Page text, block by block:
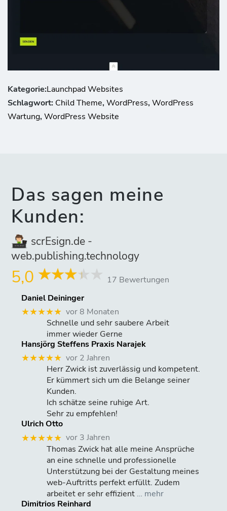
Kategorie:Launchpad Websites
Schlagwort: Child Theme, WordPress, WordPress
Wartung, WordPress Website
Das sagen meine
Kunden:
scrEsign.de -
web.publishing.technology
5,0
17 Bewertungen
Daniel Deininger
★★★★★ vor 8 Monaten
Schnelle und sehr saubere Arbeit
immer wieder Gerne
Hansjörg Steffens Praxis Narajek
★★★★★ vor 2 Jahren
Herr Zwick ist zuverlässig und kompetent.
Er kümmert sich um die Belange seiner
Kunden.
Ich schätze seine ruhige Art.
Sehr zu empfehlen!
Ulrich Otto
★★★★★ vor 3 Jahren
Thomas Zwick hat alle meine Ansprüche
an eine schnelle und professionelle
Unterstützung bei der Gestaltung meines
web-Auftritts perfekt erfüllt. Zudem
arbeitet er sehr effizient … mehr
Dimitrios Reinhard